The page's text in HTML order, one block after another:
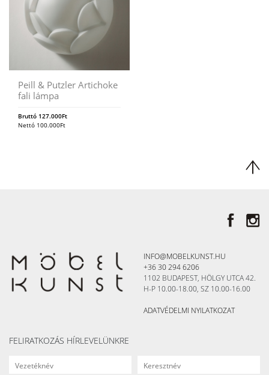
Peill & Putzler Artichoke
fali lámpa
Bruttó 127.000Ft
Nettó 100.000Ft
INFO@MOBELKUNST.HU
+36 30 294 6206
1102 BUDAPEST, HÖLGY UTCA 42.
H-P 10.00-18.00, SZ 10.00-16.00
ADATVÉDELMI NYILATKOZAT
FELIRATKOZÁS HÍRLEVELÜNKRE